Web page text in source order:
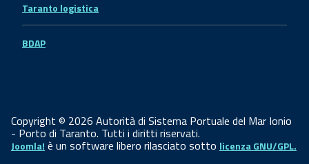
Taranto logistica
BDAP
Copyright © 2026 Autorità di Sistema Portuale del Mar Ionio
- Porto di Taranto. Tutti i diritti riservati.
Joomla! è un software libero rilasciato sotto licenza GNU/GPL.